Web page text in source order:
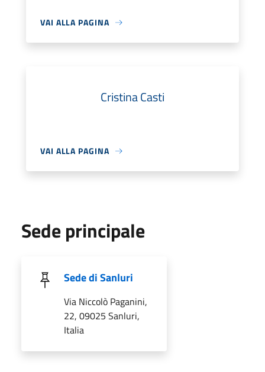
VAI ALLA PAGINA
Cristina Casti
VAI ALLA PAGINA
Sede principale
Sede di Sanluri
Via Niccolò Paganini,
22, 09025 Sanluri,
Italia